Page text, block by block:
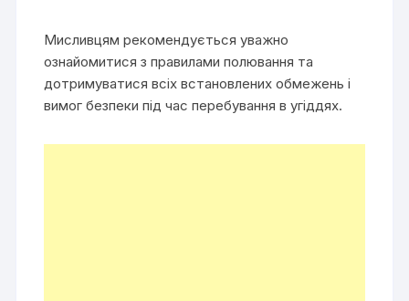
Мисливцям рекомендується уважно
ознайомитися з правилами полювання та
дотримуватися всіх встановлених обмежень і
вимог безпеки під час перебування в угіддях.